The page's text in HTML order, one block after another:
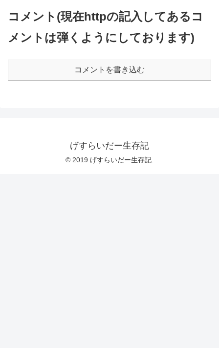
コメント(現在httpの記入してあるコ
メントは弾くようにしております)
コメントを書き込む
げすらいだー生存記
© 2019 げすらいだー生存記.